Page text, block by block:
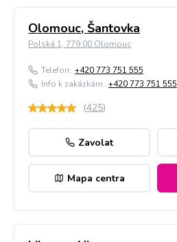
Olomouc, Šantovka
Polská 1, 779 00 Olomouc
Telefon: +420 773 751 555
Info k zakázkám: +420 773 751 555
(425)
Zavolat
Mapa centra